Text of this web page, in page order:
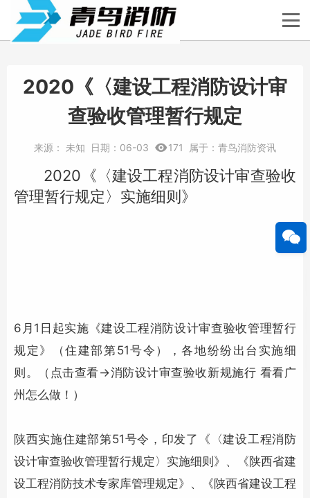
2020《〈建设工程消防设计审
查验收管理暂行规定
来源： 未知 日期： 06-03 171 属于： 青鸟消防资讯
2020《〈建设工程消防设计审查验收
管理暂行规定〉实施细则》
6月1日起实施《建设工程消防设计审查验收管理暂行
规定》（住建部第51号令），各地纷纷出台实施细
则。（点击查看→消防设计审查验收新规施行 看看广
州怎么做！）
陕西实施住建部第51号令，印发了《〈建设工程消防
设计审查验收管理暂行规定〉实施细则》、《陕西省建
设工程消防技术专家库管理规定》、《陕西省建设工程